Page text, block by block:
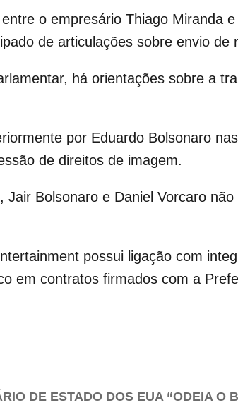
o empresário Thiago Miranda e
de articulações sobre envio de
há orientações sobre a
por Eduardo Bolsonaro
de direitos de imagem.
, Jair Bolsonaro e Daniel Vorcaro
possui ligação com
em contratos firmados com a
DE ESTADO DOS EUA “ODEIA O